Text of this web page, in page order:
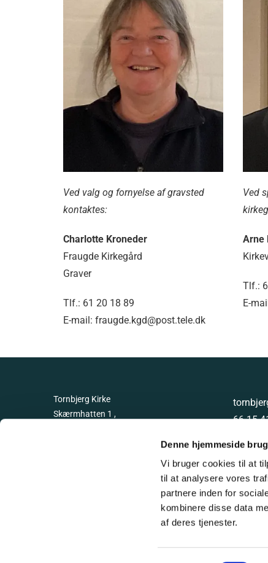
Denne hjemmeside
Vi bruger cookies til at
til at analysere vores
partnere inden for
kombinere disse data
af deres tjenester.
Ved valg og fornyelse af gravsted
kontaktes:
Charlotte Kroneder
Fraugde Kirkegård
Graver
Tlf.: 61 20 18 89
E-mail: fraugde.kgd@post.tele.dk
Ved
Arne
Tlf.:
E-
Tornbjerg Kirke
Skærmhatten 1 ,
66 15